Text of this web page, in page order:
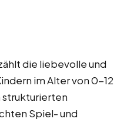
die liebevolle und
im Alter von 0-12
strukturierten
Spiel- und